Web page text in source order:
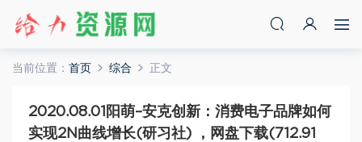
当前位置： 首页 综合 正文
2020.08.01阳萌–安克创新：消费电子品牌如何
实现2N曲线增长(研习社) ，网盘下载(712.91